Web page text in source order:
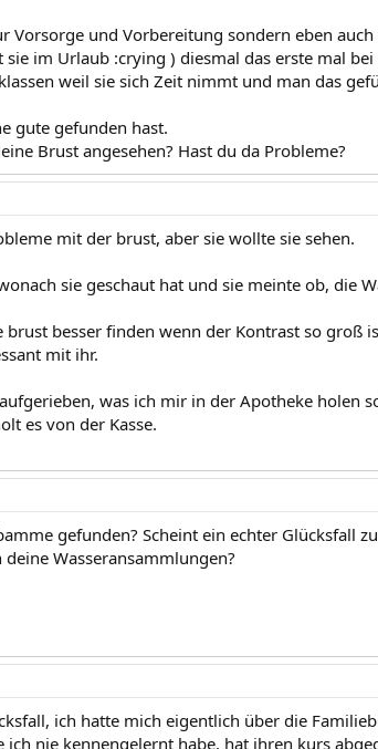
Vorsorge und Vorbereitung sondern eben
im Urlaub :crying ) diesmal das erste mal
weil sie sich Zeit nimmt und man das
gute gefunden hast.
Brust angesehen? Hast du da Probleme?
mit der brust, aber sie wollte sie sehen.
sie geschaut hat und sie meinte ob, die
brust besser finden wenn der Kontrast so groß
mit ihr.
was ich mir in der Apotheke holen
es von der Kasse.
gefunden? Scheint ein echter Glücksfall
Wasseransammlungen?
ich hatte mich eigentlich über die
ich nie kennengelernt habe, hat ihren kurs